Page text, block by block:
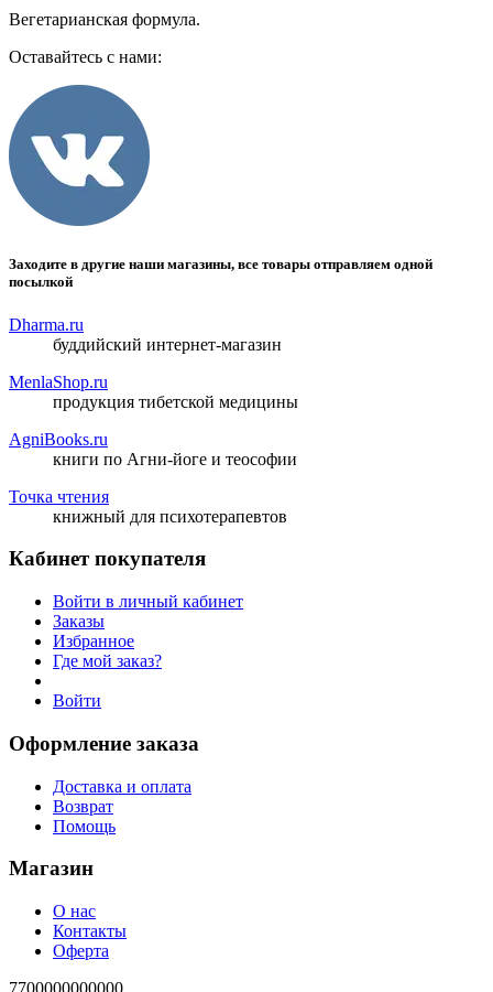
Вегетарианская формула.
Оставайтесь с нами:
Заходите в другие наши магазины, все товары отправляем одной
посылкой
Dharma.ru
буддийский интернет-магазин
MenlaShop.ru
продукция тибетской медицины
AgniBooks.ru
книги по Агни-йоге и теософии
Точка чтения
книжный для психотерапевтов
Кабинет покупателя
Войти в личный кабинет
Заказы
Избранное
Где мой заказ?
Войти
Оформление заказа
Доставка и оплата
Возврат
Помощь
Магазин
О нас
Контакты
Оферта
7700000000000